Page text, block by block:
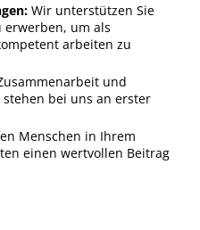
Wir unterstützen Sie
erwerben, um als
arbeiten zu
und
bei uns an erster
Menschen in Ihrem
einen wertvollen Beitrag